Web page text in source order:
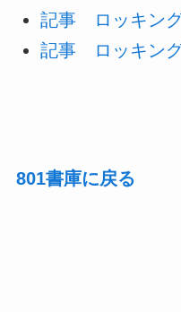
記事 ロッキング
記事 ロッキン
801書庫に戻る